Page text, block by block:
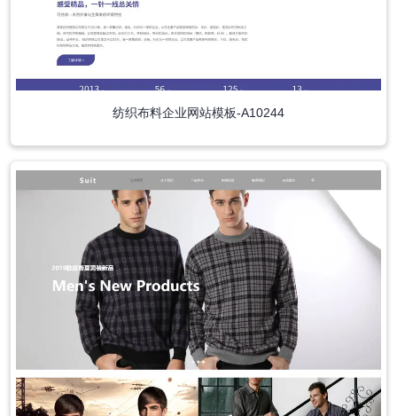
纺织布料企业网站模板-A10244